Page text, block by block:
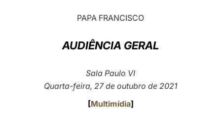
PAPA FRANCISCO
AUDIÊNCIA GERAL
Sala Paulo VI
Quarta-feira, 27 de outubro de 2021
[Multimídia]